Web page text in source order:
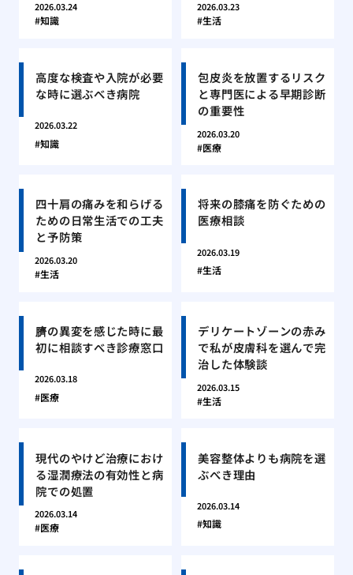
2026.03.24
知識
2026.03.23
生活
高度な検査や入院が必要
な時に選ぶべき病院
2026.03.22
知識
包皮炎を放置するリスク
と専門医による早期診断
の重要性
2026.03.20
医療
四十肩の痛みを和らげる
ための日常生活での工夫
と予防策
2026.03.20
生活
将来の膝痛を防ぐための
医療相談
2026.03.19
生活
臍の異変を感じた時に最
初に相談すべき診療窓口
2026.03.18
医療
デリケートゾーンの赤み
で私が皮膚科を選んで完
治した体験談
2026.03.15
生活
現代のやけど治療におけ
る湿潤療法の有効性と病
院での処置
2026.03.14
医療
美容整体よりも病院を選
ぶべき理由
2026.03.14
知識